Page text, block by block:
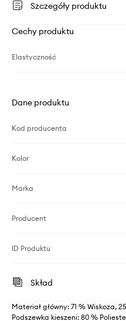
Szczegóły produktu
Cechy produktu
Elastyczność
Dane produktu
Kod producenta
Kolor
Marka
Producent
ID Produktu
Skład
Materiał główny: 71 % Wiskoza,
Podszewka kieszeni: 80 %